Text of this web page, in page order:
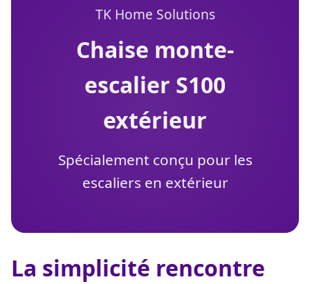
TK Home Solutions
chaise monte-
escalier S100
extérieur
Spécialement conçu pour les
escaliers en extérieur
La simplicité rencontre